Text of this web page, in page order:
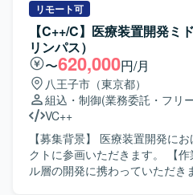
ンズ制御、露出制御、認識など
の画像データを整えていくた
位で実施いたします。完全な新
ースソフトに対して機能追加や
す。基本設計、詳細設計、プロ
総合テストまで一貫してご対応いただき
物像】 能動的に作業を進めるこ
て取り組んでいただける方を求
術的なコミュニケーションが
理解できる方を歓迎いたします。 【ポジションの魅力
メラ制御におけるコアとなるミ
リモート可
【C++/C】医療装置開発ミ
リンパス）
〜620,000円/月
八王子市（東京都）
組込・制御(業務委託・フリ
VC++
【募集背景】 医療装置開発に
クトに参画いただきます。 【作業内容】 医療装置向けミド
ル層の開発に携わっていただき